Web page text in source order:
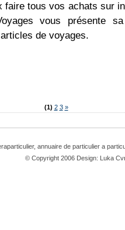
faire tous vos achats sur
vous présente
de voyages.
(1) 2 3 »
annuaire de particulier a
© Copyright 2006 Design: Luka